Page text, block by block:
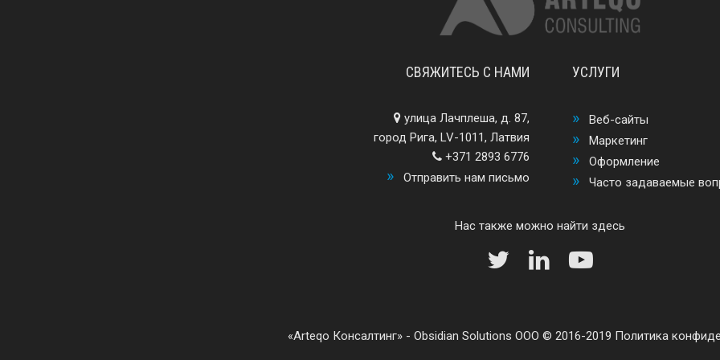
СВЯЖИТЕСЬ С НАМИ
улица Лачплеша, д. 87,
город Рига, LV-1011, Латвия
+371 2893 6776
Отправить нам письмо
УСЛУГИ
Веб-сайты
Маркетинг
Оформление
Часто задаваемые
Нас также можно найти здесь
Arteqo Консалтинг - Obsidian Solutions ООО © 2016-2019 Политика